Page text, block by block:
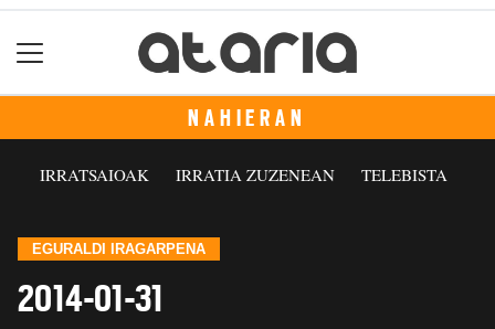
NAHIERAN
IRRATSAIOAK IRRATIA ZUZENEAN TELEBISTA
EGURALDI IRAGARPENA
2014-01-31